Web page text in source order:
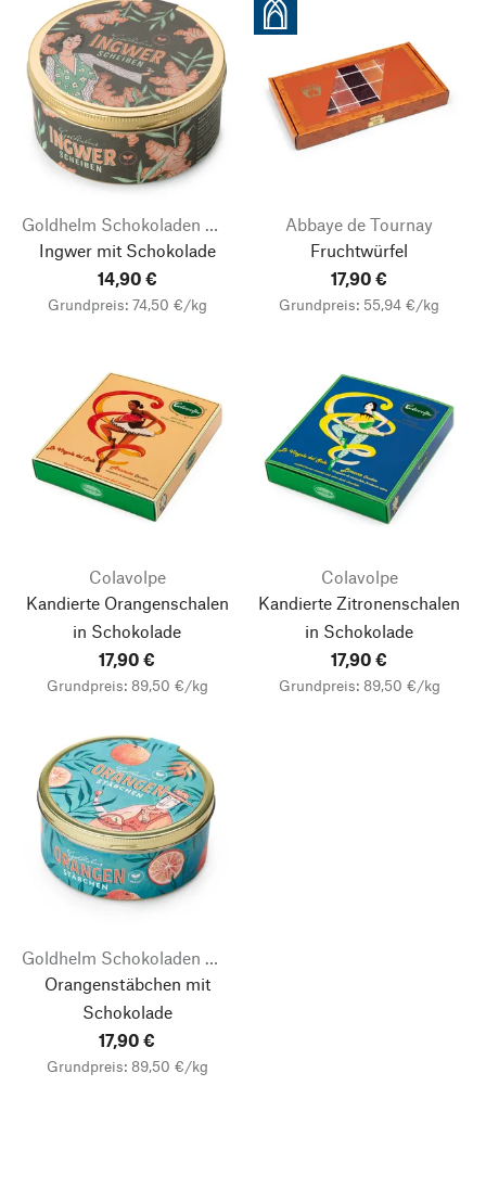
Goldhelm Schokoladen Manufaktur
Ingwer mit Schokolade
14,90 €
Grundpreis: 74,50 €/kg
Abbaye de Tournay
Fruchtwürfel
17,90 €
Grundpreis: 55,94 €/kg
Colavolpe
Kandierte Orangenschalen
in Schokolade
17,90 €
Grundpreis: 89,50 €/kg
Colavolpe
Kandierte Zitronenschalen
in Schokolade
17,90 €
Grundpreis: 89,50 €/kg
Goldhelm Schokoladen Manufaktur
Orangenstäbchen mit
Schokolade
17,90 €
Grundpreis: 89,50 €/kg